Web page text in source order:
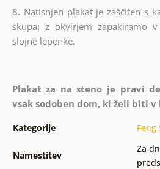
8. Natisnjen plakat je zaščiten s
skupaj z okvirjem zapakiramo
slojne lepenke.
Plakat za na steno je pravi
vsak sodoben dom, ki želi biti v
Kategorije Feng
Namestitev
Za